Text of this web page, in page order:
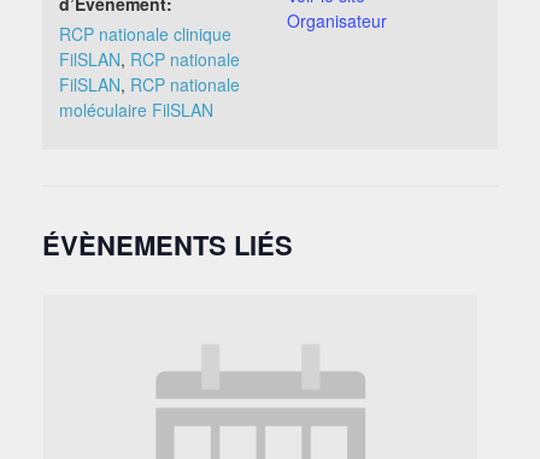
RCP nationale clinique
FilSLAN, RCP nationale
FilSLAN, RCP nationale
moléculaire FilSLAN
Organisateur
ÉVÈNEMENTS LIÉS